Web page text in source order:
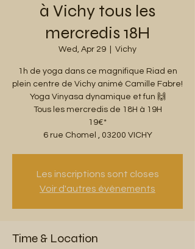
à Vichy tous les
mercredis 18H
Wed, Apr 29 Vichy
1h de yoga dans ce magnifique Riad en
plein centre de Vichy animé Camille Fabre!
Yoga Vinyasa dynamique et fun 🙌
Tous les mercredis de 18H à 19H
19€*
6 rue Chomel , 03200 VICHY
Les inscriptions sont closes
Voir d'autres événements
Time & Location